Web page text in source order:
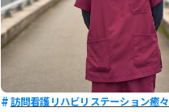
訪問看護リハビリステーション癒々